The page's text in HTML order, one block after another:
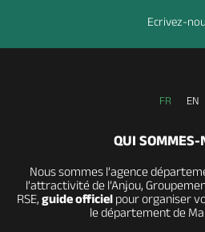
Ecrivez-
FR EN
QUI SOMMES-
Nous sommes l’agence
l’attractivité de l’Anjou,
RSE, guide officielpour organiser
le département de